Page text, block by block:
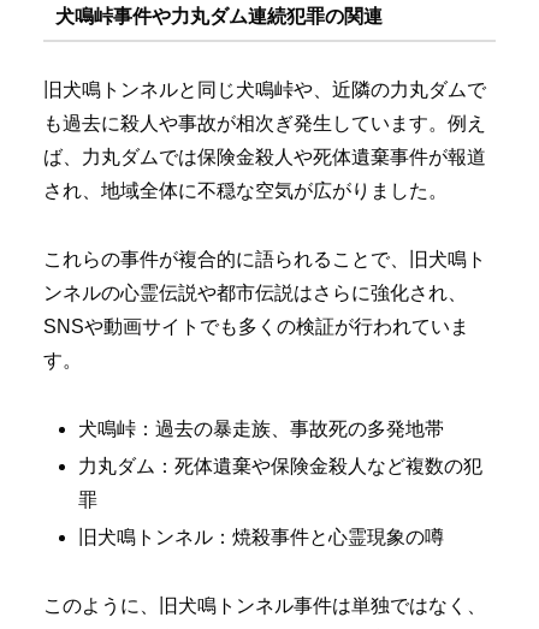
犬鳴峠事件や力丸ダム連続犯罪の関連
旧犬鳴トンネルと同じ犬鳴峠や、近隣の力丸ダムで
も過去に殺人や事故が相次ぎ発生しています。例え
ば、力丸ダムでは保険金殺人や死体遺棄事件が報道
され、地域全体に不穏な空気が広がりました。
これらの事件が複合的に語られることで、旧犬鳴ト
ンネルの心霊伝説や都市伝説はさらに強化され、
SNSや動画サイトでも多くの検証が行われていま
す。
犬鳴峠：過去の暴走族、事故死の多発地帯
力丸ダム：死体遺棄や保険金殺人など複数の犯
罪
旧犬鳴トンネル：焼殺事件と心霊現象の噂
このように、旧犬鳴トンネル事件は単独ではなく、